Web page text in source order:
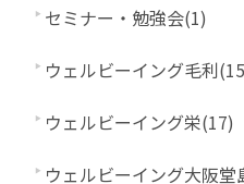
セミナー・勉強会(1)
ウェルビーイング毛利
ウェルビーイング栄(17)
ウェルビーイング大阪堂